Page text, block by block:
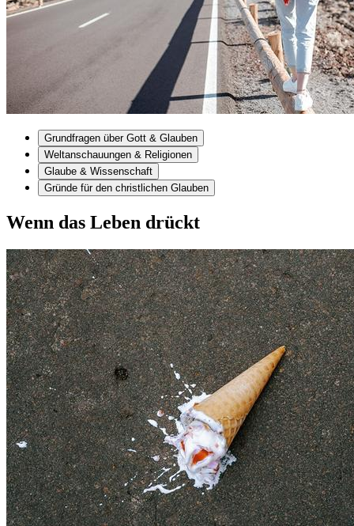
Grundfragen über Gott & Glauben
Weltanschauungen & Religionen
Glaube & Wissenschaft
Gründe für den christlichen Glauben
Wenn das Leben drückt